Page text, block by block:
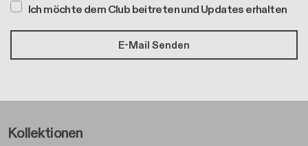
Ich möchte dem Club beitreten und Updates erhalten
Footer Left Middle A
Kollektionen